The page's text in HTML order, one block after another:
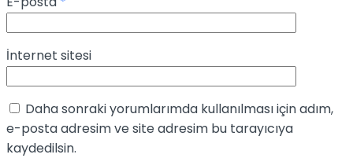
İnternet sitesi
Daha sonraki yorumlarımda kullanılması için adım,
e-posta adresim ve site adresim bu tarayıcıya
kaydedilsin.